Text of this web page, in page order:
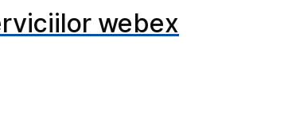
webex